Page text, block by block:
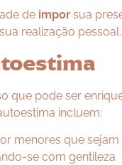
de impor sua
realização pessoal.
que pode ser
incluem:
menores que sejam
se com gentileza